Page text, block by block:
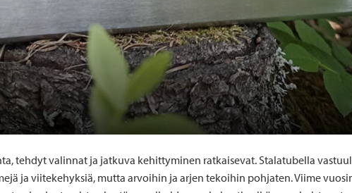
tehdyt valinnat ja jatkuva kehittyminen ratkaisevat. Stalatubella
ja viitekehyksiä, mutta arvoihin ja arjen tekoihin pohjaten. Viime